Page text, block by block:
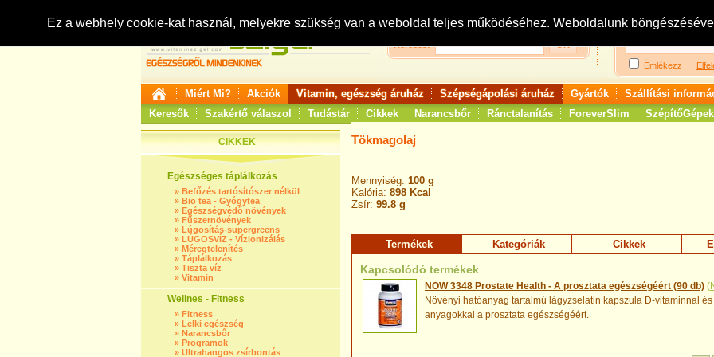
Ez a webhely cookie-kat használ, melyekre szükség van a weboldal teljes működéséhez. Weboldalunk
Keresés:
Bejelentkezés:
Emlékezz
Miért Mi? Akciók Vitamin, egészség áruház Szépségápolási áruház Gyártók Szállítási
Keresők
Szakértő válaszol Tudástár Cikkek Narancsbőr Ránctalanítás ForeverSlim SzépítőGépek
CIKKEK
Egészséges táplálkozás
» Befőzés tartósítószer nélkül
» Bio tea - Gyógytea
» Egészségvédő növények
» Fűszernövények
» Lúgosítás-supergreens
» LÚGOSVÍZ - Vízionizálás
» Méregtelenítés
» Táplálkozás
» Tiszta víz
» Vitamin
Wellnes - Fitness
» Fitness
» Lelki egészség
» Narancsbőr
» Programok
» Ultrahangos zsírbontás
Tökmagolaj
Mennyiség: 100 g
Kalória: 898 Kcal
Zsír: 99.8 g
Termékek Kategóriák Cikkek
Kapcsolódó termékek
NOW 3348 Prostate Health - A prosztata egészségéért (90 db) (
Növényi hatóanyag tartalmú lágyzselatin kapszula D-vitaminnal
anyagokkal a prosztata egészségéért.